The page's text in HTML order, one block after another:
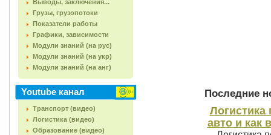
Выводы, заключения...
Грузы, грузопотоки
Показатели работы
Графики, зависимости
Модули знаний (на рус)
Модули знаний (на укр)
Модули знаний (на анг)
Youtube канал
Транспорт (видео)
Логистика (видео)
Образование (видео)
Последние
Логистика
авто и как